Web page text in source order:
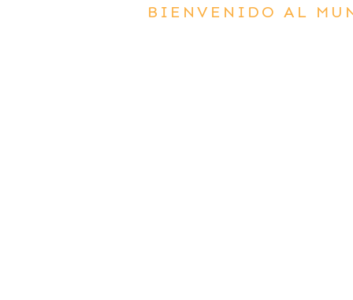
BIENVENIDO AL